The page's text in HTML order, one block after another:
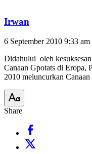
Irwan
6 September 2010 9:33 am
Didahului oleh
Canaan Gpotats di Eropa,
2010 meluncurkan
Share